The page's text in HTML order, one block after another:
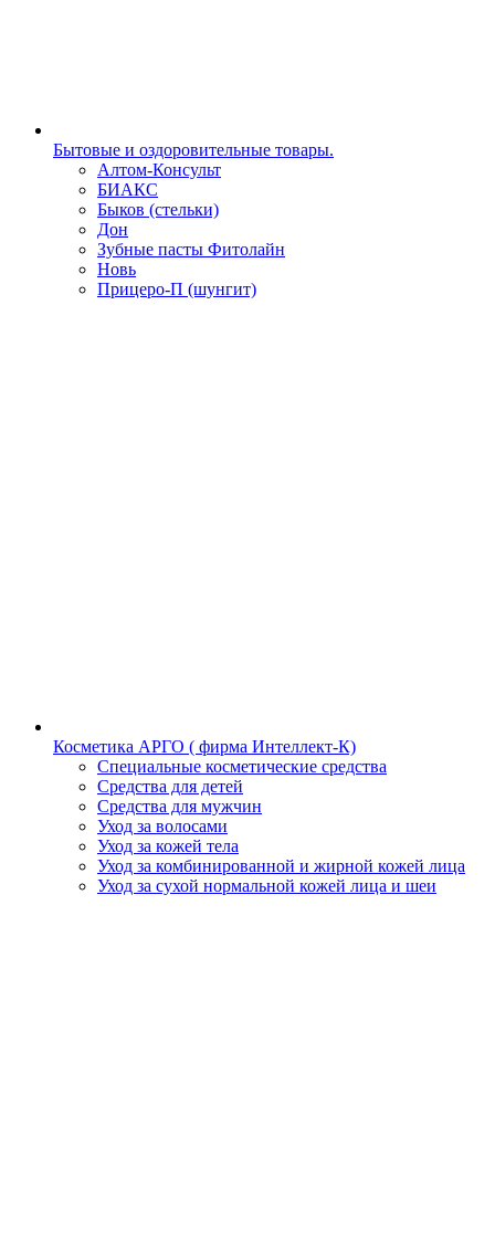
Бытовые и оздоровительные товары.
Алтом-Консульт
БИАКС
Быков (стельки)
Дон
Зубные пасты Фитолайн
Новь
Прицеро-П (шунгит)
Косметика АРГО ( фирма Интеллект-К)
Специальные косметические средства
Средства для детей
Средства для мужчин
Уход за волосами
Уход за кожей тела
Уход за комбинированной и жирной кожей лица
Уход за сухой нормальной кожей лица и шеи